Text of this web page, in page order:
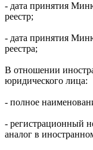
- дата принятия
реестр;
- дата принятия
реестра;
В отношении
юридического лица:
- полное
- регистрационный
аналог в